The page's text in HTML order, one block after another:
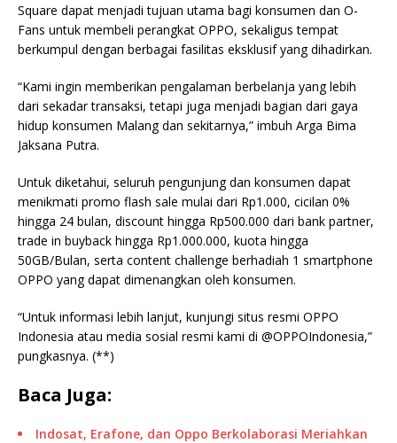
Square dapat menjadi tujuan utama bagi konsumen dan O-
Fans untuk membeli perangkat OPPO, sekaligus tempat
berkumpul dengan berbagai fasilitas eksklusif yang dihadirkan.
“Kami ingin memberikan pengalaman berbelanja yang lebih
dari sekadar transaksi, tetapi juga menjadi bagian dari gaya
hidup konsumen Malang dan sekitarnya,” imbuh Arga Bima
Jaksana Putra.
Untuk diketahui, seluruh pengunjung dan konsumen dapat
menikmati promo flash sale mulai dari Rp1.000, cicilan 0%
hingga 24 bulan, discount hingga Rp500.000 dari bank partner,
trade in buyback hingga Rp1.000.000, kuota hingga
50GB/Bulan, serta content challenge berhadiah 1 smartphone
OPPO yang dapat dimenangkan oleh konsumen.
“Untuk informasi lebih lanjut, kunjungi situs resmi OPPO
Indonesia atau media sosial resmi kami di @OPPOIndonesia,”
pungkasnya. (**)
Baca Juga:
Indosat, Erafone, dan Oppo Berkolaborasi Meriahkan